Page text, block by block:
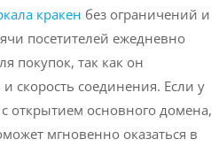
кракен без ограничений и
посетителей ежедневно
покупок, так как он
скорость соединения. Если у
открытием основного домена,
мгновенно оказаться в